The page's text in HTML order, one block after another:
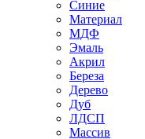
Синие
Материал
МДФ
Эмаль
Акрил
Береза
Дерево
Дуб
ЛДСП
Массив